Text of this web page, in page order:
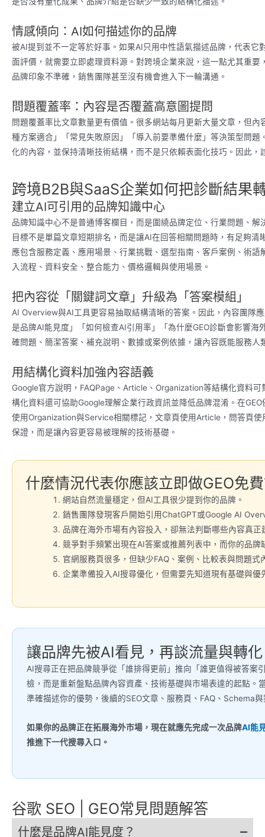
情感傾向：AI如何描述你的品牌
被AI提到並不一定等於好事。如果AI只用中性語氣描述品牌，代表
面評價，就需要立即處理資料源。對跨境企業來說，這一點尤其重
品牌印象不準確，銷售團隊甚至沒有機會進入下一輪溝通。
問題覆蓋率：內容是否覆蓋高意圖提問
問題覆蓋率比文章數量更有價值。很多網站每月更新大量文章，但
種方案適合」「常見失敗原因」「導入前要準備什麼」等決策型問
化的內容，並保持清晰技術結構，而不是只依賴表面化技巧。因此
跨境B2B與SaaS企業如何把診斷結果
建立AI可引用的品牌知識中心
品牌知識中心不是普通博客欄目，而是圍繞品牌定位、行業問題、
目標不是單篇文章短期排名，而是讓AI在回答相關問題時，有足夠
應包含服務定義、應用場景、行業挑戰、選型指南、客戶案例、術
入流程、資料安全、整合能力、價格邏輯與使用場景。
把內容從「關鍵詞文章」升級為「答案模組」
AI Overview與AI工具更容易抽取結構清晰的答案。因此，內容團隊
是品牌AI能見度」「如何檢查AI引用率」「為什麼GEO診斷會影響
確問題、簡潔答案、補充說明、數據或案例依據，讓內容既能服務人
用結構化資料加強內容語義
Google官方說明，FAQPage、Article、Organization等結構化資料
構化資料還可協助Google理解企業行政資訊並降低品牌混淆。在
使用Organization與Service相關標記，文章頁使用Article，問答頁
保證，而是讓內容更容易被理解的技術基礎。
什麼情況代表你應該立即做GEO免
網站自然流量穩定，但AI工具很少提到你的品牌。
銷售團隊發現客戶開始引用ChatGPT或Google AI
品牌在海外市場有內容投入，卻無法判斷哪些內容真正
競爭對手頻繁出現在AI答案或推薦列表中，而你的品牌
官網服務頁很多，但缺少FAQ、案例、比較表與問題式
企業準備投入AI搜尋優化，但需要先知道現有基礎與優
讓品牌先被AI看見，再談流量與轉化
AI搜尋正在把品牌競爭從「誰排得更前」推向「誰更值得被答案
檢，而是重新盤點品牌內容資產、技術基礎與市場表達的起點。
準確描述你的優勢，後續的SEO文章、服務頁、FAQ、Schema
如果你的品牌正在拓展海外市場，現在就應先完成一次品牌AI能
推進下一代搜尋入口。
谷歌 SEO | GEO常見問題解答
什麼是品牌AI能見度？